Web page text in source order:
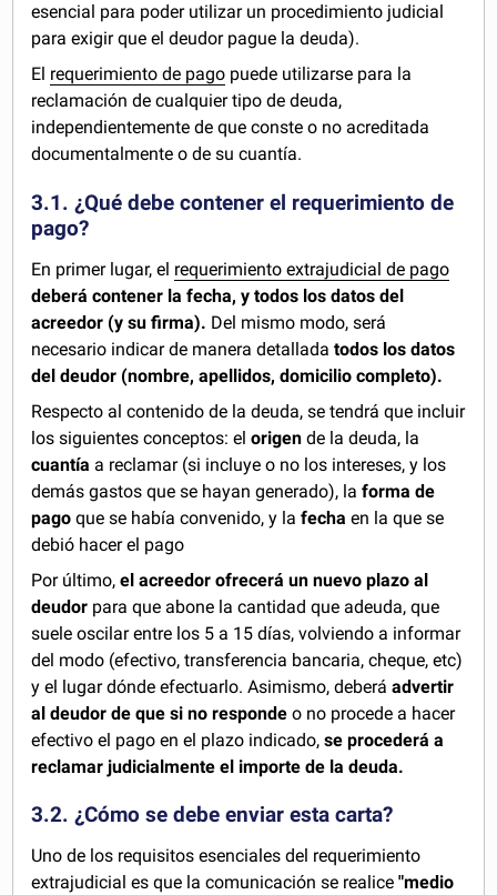
esencial para poder utilizar un procedimiento judicial
para exigir que el deudor pague la deuda).
El requerimiento de pago puede utilizarse para la
reclamación de cualquier tipo de deuda,
independientemente de que conste o no acreditada
documentalmente o de su cuantía.
3.1. ¿Qué debe contener el requerimiento de
pago?
En primer lugar, el requerimiento extrajudicial de pago
deberá contener la fecha, y todos los datos del
acreedor (y su firma). Del mismo modo, será
necesario indicar de manera detalladatodos los datos
del deudor (nombre, apellidos, domicilio completo).
Respecto al contenido de la deuda, se tendrá que incluir
los siguientes conceptos: elorigen de la deuda, la
cuantía a reclamar (si incluye o no los intereses, y los
demás gastos que se hayan generado), laforma de
pago que se había convenido, y lafecha en la que se
debió hacer el pago
Por último,el acreedor ofrecerá un nuevo plazo al
deudor para que abone la cantidad que adeuda, que
suele oscilar entre los 5 a 15 días, volviendo a informar
del modo (efectivo, transferencia bancaria, cheque, etc)
y el lugar dónde efectuarlo. Asimismo, deberáadvertir
al deudor de que si no responde o no procede a hacer
efectivo el pago en el plazo indicado,se procederá a
reclamar judicialmente el importe de la deuda.
3.2. ¿Cómo se debe enviar esta carta?
Uno de los requisitos esenciales del requerimiento
extrajudicial es que la comunicación se realice"medio